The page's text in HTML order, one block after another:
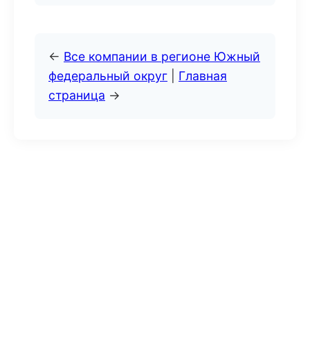
← Все компании в регионе Южный
федеральный округ
Главная
страница →